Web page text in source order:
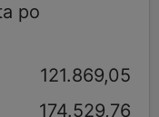
po
121.869,05
174.529,76